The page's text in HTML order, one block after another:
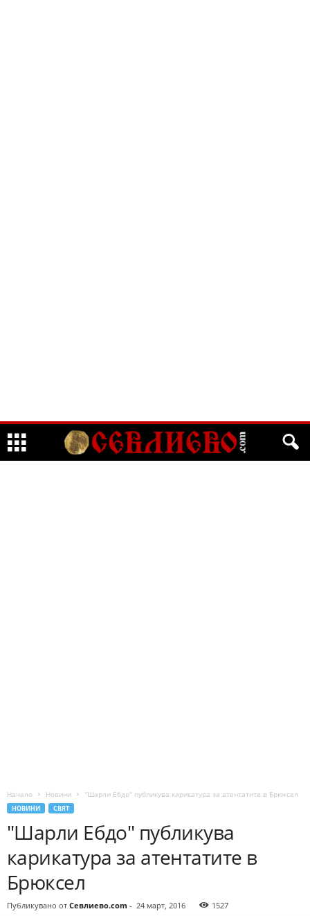
Начало Новини "Шарли Ебдо" публикува карикатура за атентатите в Брюксел
НОВИНИ СВЯТ
"Шарли Ебдо" публикува
карикатура за атентатите в
Брюксел
Публикувано от Севлиево.com - 24 март, 2016 1527